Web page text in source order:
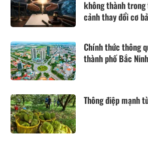
không thành
cảnh thay đổi cơ
Chính thức thông
thành phố Bắc Ninh
Thông điệp mạnh